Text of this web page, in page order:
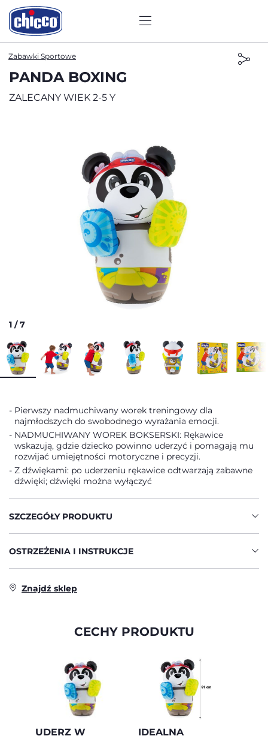
Zabawki Sportowe
PANDA BOXING
ZALECANY WIEK 2-5 Y
1 /7
Pierwszy nadmuchiwany worek treningowy dla
najmłodszych do swobodnego wyrażania emocji.
NADMUCHIWANY WOREK BOKSERSKI: Rękawice
wskazują, gdzie dziecko powinno uderzyć i pomagają mu
rozwijać umiejętności motoryczne i precyzji.
Z dźwiękami: po uderzeniu rękawice odtwarzają zabawne
dźwięki; dźwięki można wyłączyć
SZCZEGÓŁY PRODUKTU
OSTRZEŻENIA I INSTRUKCJE
Znajdź sklep
CECHY PRODUKTU
UDERZ W
IDEALNA